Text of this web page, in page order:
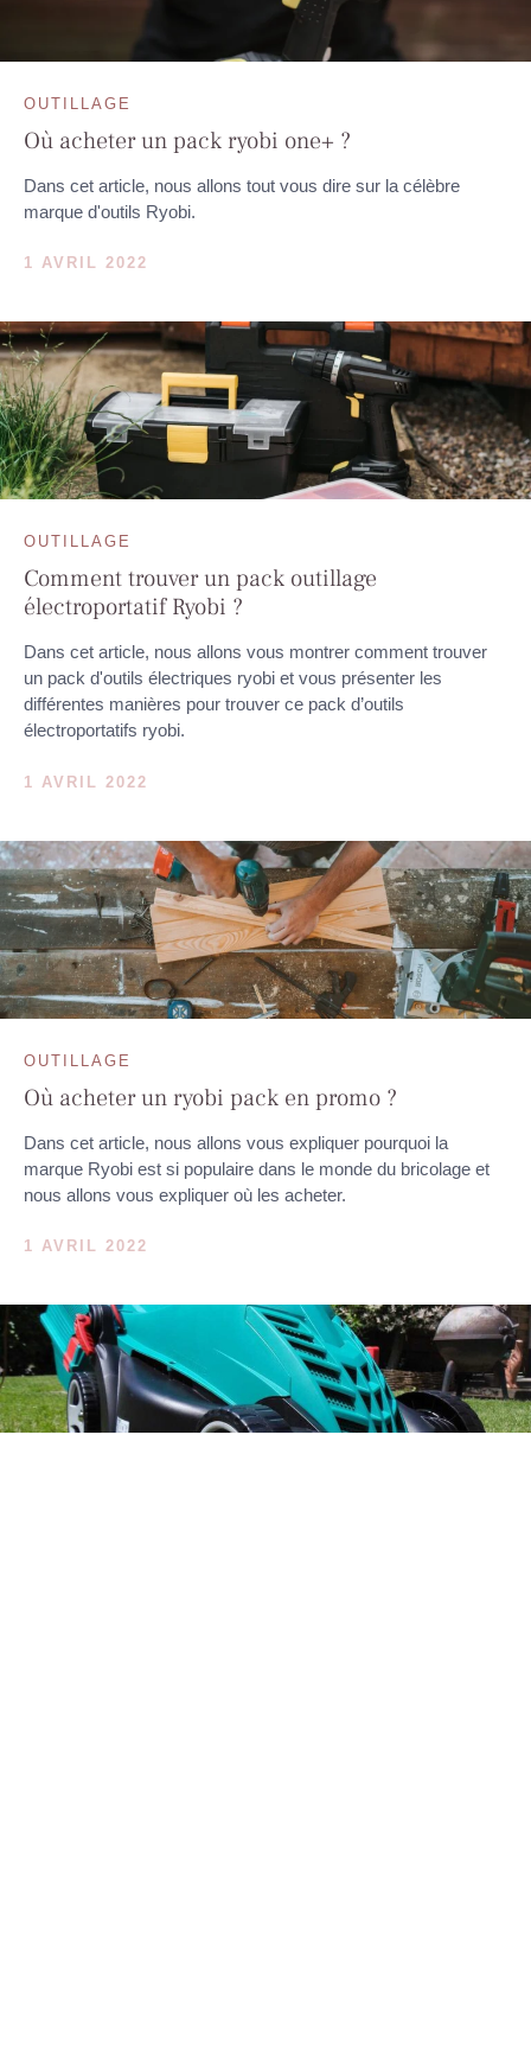
OUTILLAGE
Où acheter un pack ryobi one+ ?
Dans cet article, nous allons tout vous dire sur la célèbre
marque d'outils Ryobi.
1 AVRIL 2022
OUTILLAGE
Comment trouver un pack outillage
électroportatif Ryobi ?
Dans cet article, nous allons vous montrer comment trouver
un pack d'outils électriques ryobi et vous présenter les
différentes manières pour trouver ce pack d’outils
électroportatifs ryobi.
1 AVRIL 2022
OUTILLAGE
Où acheter un ryobi pack en promo ?
Dans cet article, nous allons vous expliquer pourquoi la
marque Ryobi est si populaire dans le monde du bricolage et
nous allons vous expliquer où les acheter.
1 AVRIL 2022